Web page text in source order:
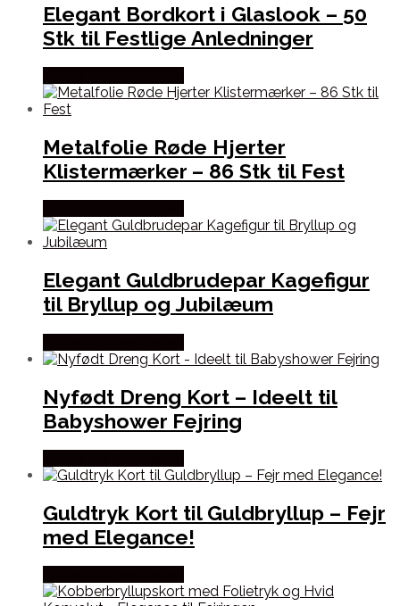
Elegant Bordkort i Glaslook – 50
Stk til Festlige Anledninger
Metalfolie Røde Hjerter
Klistermærker – 86 Stk til Fest
Elegant Guldbrudepar Kagefigur
til Bryllup og Jubilæum
Nyfødt Dreng Kort – Ideelt til
Babyshower Fejring
Guldtryk Kort til Guldbryllup – Fejr
med Elegance!